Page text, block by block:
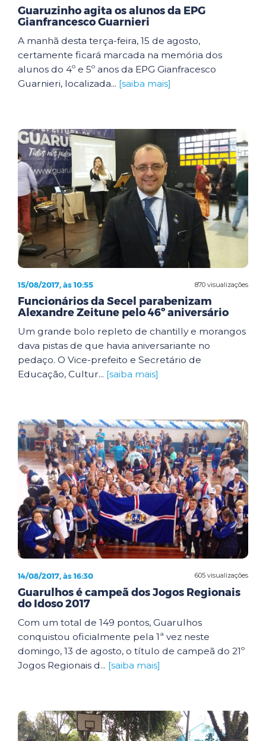
Guaruzinho agita os alunos da EPG
Gianfrancesco Guarnieri
A manhã desta terça-feira, 15 de agosto,
certamente ficará marcada na memória dos
alunos do 4º e 5º anos da EPG Gianfracesco
Guarnieri, localizada... [saiba mais]
870 visualizações
15/08/2017, às 10:55
Funcionários da Secel parabenizam
Alexandre Zeitune pelo 46º aniversário
Um grande bolo repleto de chantilly e morangos
dava pistas de que havia aniversariante no
pedaço. O Vice-prefeito e Secretário de
Educação, Cultur... [saiba mais]
605 visualizações
14/08/2017, às 16:30
Guarulhos é campeã dos Jogos Regionais
do Idoso 2017
Com um total de 149 pontos, Guarulhos
conquistou oficialmente pela 1ª vez neste
domingo, 13 de agosto, o título de campeã do 21º
Jogos Regionais d... [saiba mais]